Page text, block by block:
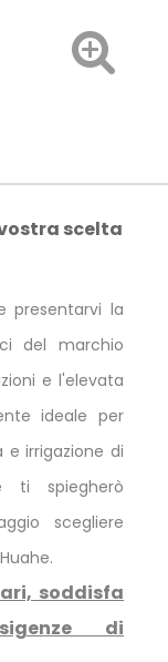
scelta
presentarvi la
del marchio
e l'elevata
ideale per
irrigazione di
ti spiegherò
scegliere
soddisfa
di